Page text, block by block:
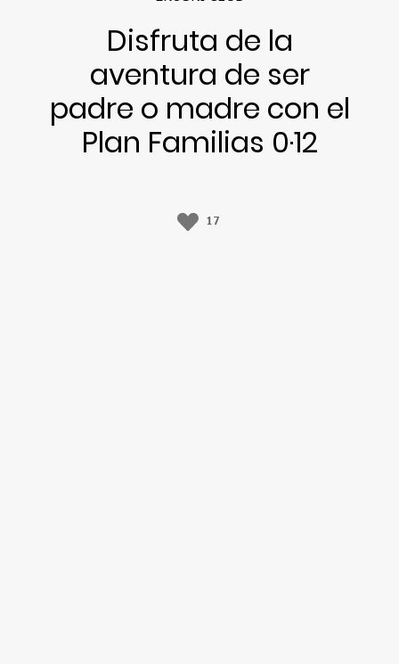
Disfruta de la
aventura de ser
padre o madre con el
Plan Familias 0·12
17